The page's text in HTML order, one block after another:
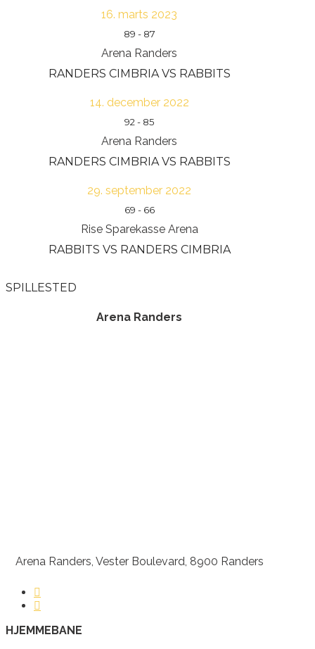
16. marts 2023
89 - 87
Arena Randers
RANDERS CIMBRIA VS RABBITS
14. december 2022
92- 85
Arena Randers
RANDERS CIMBRIA VS RABBITS
29. september 2022
69 - 66
Rise Sparekasse Arena
RABBITS VS RANDERS CIMBRIA
SPILLESTED
Arena Randers
Arena Randers, Vester Boulevard, 8900 Randers
HJEMMEBANE